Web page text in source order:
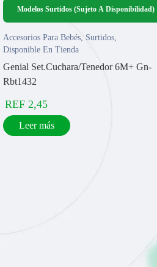
Modelos Surtidos (Sujeto A Disponibilidad)
Accesorios Para Bebés, Surtidos,
Disponible En Tienda
Genial Set.Cuchara/Tenedor 6M+ Gn-
Rbt1432
REF 2,45
Leer más